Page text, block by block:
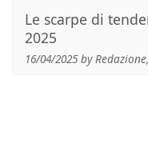
Le scarpe di
2025
16/04/2025 by